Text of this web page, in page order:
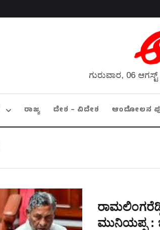
ಗುರುವಾರ, 06 ಆಗಸ್ಟ್
ರಾಜ್ಯ ದೇಶ – ವಿದೇಶ ಆಂದೋಲನ
ಮುನಿಯಪ್ಪ :